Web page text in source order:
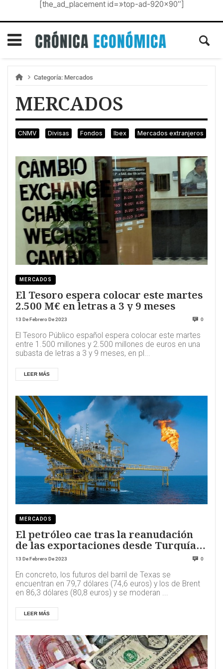
[the_ad_placement id=»top-ad-920×90″]
Categoría: Mercados
MERCADOS
CNMV Divisas Fondos Ibex Mercados extranjeros
MERCADOS
El Tesoro espera colocar este martes
2.500 M€ en letras a 3 y 9 meses
13 De Febrero De 2023 0
El Tesoro Público español espera colocar este martes
entre 1.500 millones y 2.500 millones de euros en una
subasta de letras a 3 y 9 meses, en pl...
LEER MÁS
MERCADOS
El petróleo cae tras la reanudación
de las exportaciones desde Turquía y
por la fortaleza del dólar
13 De Febrero De 2023 0
En concreto, los futuros del barril de Texas se
encuentran en 79,7 dólares (74,6 euros) y los de Brent
en 86,3 dólares (80,8 euros) y se moderan ...
LEER MÁS